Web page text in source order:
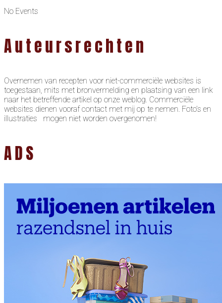
No Events
Auteursrechten
Overnemen van recepten voor niet-commerciële websites is
toegestaan, mits met bronvermelding en plaatsing van een link
naar het betreffende artikel op onze weblog. Commerciële
websites dienen vooraf contact met mij op te nemen. Foto’s en
illustraties mogen niet worden overgenomen!
ADS